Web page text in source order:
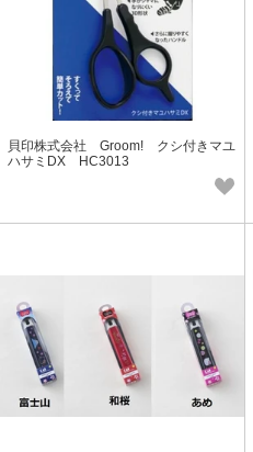
貝印株式会社 Groom! クシ付きマユ
ハサミDX HC3013